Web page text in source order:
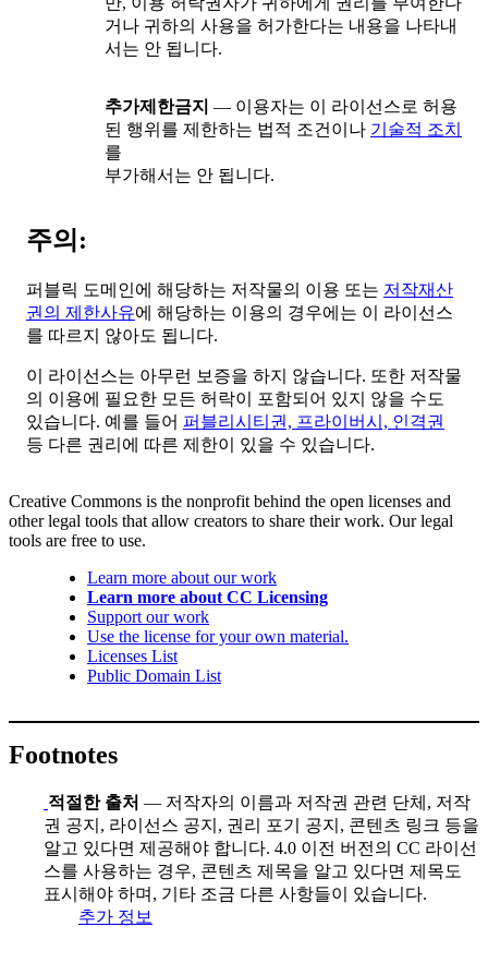
거나 귀하의 사용을 허가한다는 내용을 나타내
서는 안 됩니다.
추가제한금지 — 이용자는 이 라이선스로 허용
된 행위를 제한하는 법적 조건이나 기술적 조치
를
부가해서는 안 됩니다.
주의:
퍼블릭 도메인에 해당하는 저작물의 이용 또는 저작재산
권의 제한사유에 해당하는 이용의 경우에는 이 라이선스
를 따르지 않아도 됩니다.
이 라이선스는 아무런 보증을 하지 않습니다. 또한 저작물
의 이용에 필요한 모든 허락이 포함되어 있지 않을 수도
있습니다. 예를 들어 퍼블리시티권, 프라이버시, 인격권
등 다른 권리에 따른 제한이 있을 수 있습니다.
Creative Commons is the nonprofit behind the open licenses and
other legal tools that allow creators to share their work. Our legal
tools are free to use.
Learn more about our work
Learn more about CC Licensing
Support our work
Use the license for your own material.
Licenses List
Public Domain List
Footnotes
적절한 출처 — 저작자의 이름과 저작권 관련 단체, 저작
권 공지, 라이선스 공지, 권리 포기 공지, 콘텐츠 링크 등을
알고 있다면 제공해야 합니다. 4.0 이전 버전의 CC 라이선
스를 사용하는 경우, 콘텐츠 제목을 알고 있다면 제목도
표시해야 하며, 기타 조금 다른 사항들이 있습니다.
추가 정보